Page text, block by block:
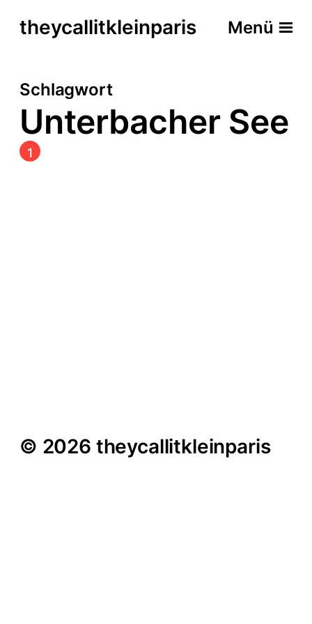
theycallitkleinparis Menü
Schlagwort
Unterbacher See
1
© 2026 theycallitkleinparis